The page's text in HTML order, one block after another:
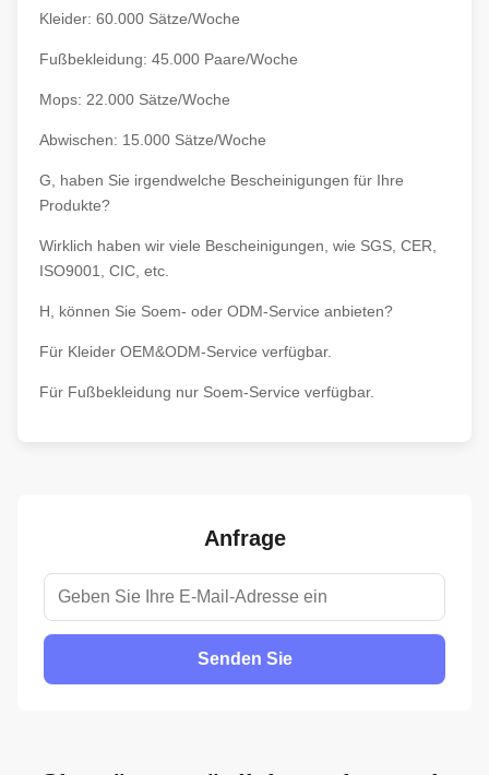
Kleider: 60.000 Sätze/Woche
Fußbekleidung: 45.000 Paare/Woche
Mops: 22.000 Sätze/Woche
Abwischen: 15.000 Sätze/Woche
G, haben Sie irgendwelche Bescheinigungen für Ihre
Produkte?
Wirklich haben wir viele Bescheinigungen, wie SGS, CER,
ISO9001, CIC, etc.
H, können Sie Soem- oder ODM-Service anbieten?
Für Kleider OEM&ODM-Service verfügbar.
Für Fußbekleidung nur Soem-Service verfügbar.
Anfrage
Senden Sie